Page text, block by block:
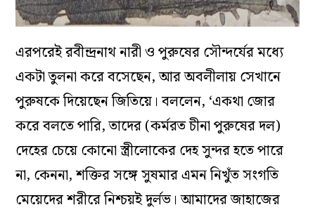
এরপরেই রবীন্দ্রনাথ নারী ও পুরুষের সৌন্দর্যের মধ্যে
একটা তুলনা করে বসেছেন, আর অবলীলায় সেখানে
পুরুষকে দিয়েছেন জিতিয়ে। বললেন, ‘একথা জোর
করে বলতে পারি, তাদের (কর্মরত চীনা পুরুষের দল)
দেহের চেয়ে কোনো স্ত্রীলোকের দেহ সুন্দর হতে পারে
না, কেননা, শক্তির সঙ্গে সুষমার এমন নিখুঁত সংগতি
মেয়েদের শরীরে নিশ্চয়ই দুর্লভ। আমাদের জাহাজের